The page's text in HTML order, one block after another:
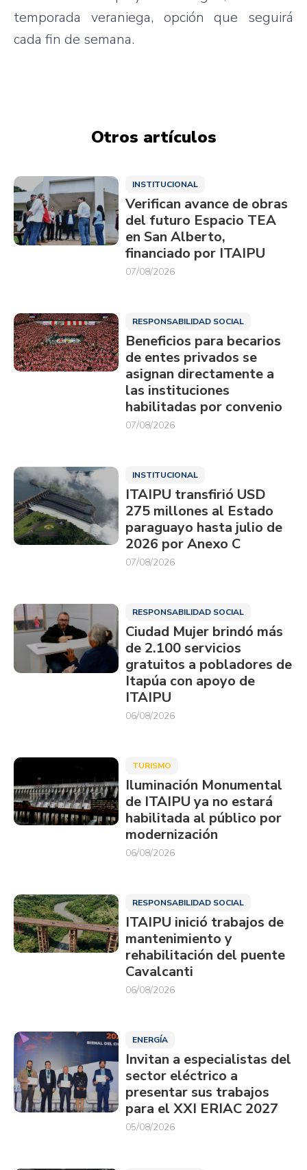
temporada veraniega, opción que seguirá
cada fin de semana.
Otros artículos
INSTITUCIONAL
Verifican avance de obras
del futuro Espacio TEA
en San Alberto,
financiado por ITAIPU
07/08/2026
RESPONSABILIDAD SOCIAL
Beneficios para becarios
de entes privados se
asignan directamente a
las instituciones
habilitadas por convenio
07/08/2026
INSTITUCIONAL
ITAIPU transfirió USD
275 millones al Estado
paraguayo hasta julio de
2026 por Anexo C
07/08/2026
RESPONSABILIDAD SOCIAL
Ciudad Mujer brindó más
de 2.100 servicios
gratuitos a pobladores de
Itapúa con apoyo de
ITAIPU
06/08/2026
TURISMO
Iluminación Monumental
de ITAIPU ya no estará
habilitada al público por
modernización
06/08/2026
RESPONSABILIDAD SOCIAL
ITAIPU inició trabajos de
mantenimiento y
rehabilitación del puente
Cavalcanti
06/08/2026
ENERGÍA
Invitan a especialistas del
sector eléctrico a
presentar sus trabajos
para el XXI ERIAC 2027
05/08/2026